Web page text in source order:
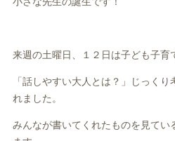
来週の土曜日、１２日は子ども子育
「話しやすい大人とは？」じっく
れました。
みんなが書いてくれたものを見てい